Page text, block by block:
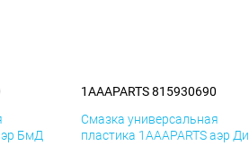
БмД
1AAAPARTS 815930690
Смазка универсальная
пластика 1AAAPARTS аэр